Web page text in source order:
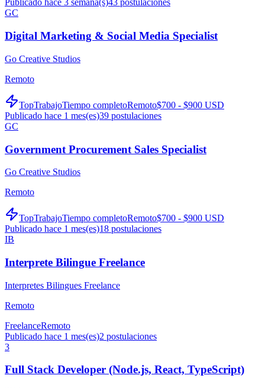
Publicado hace 3 semana(s)43 postulaciones
GC
Digital Marketing & Social Media Specialist
Go Creative Studios
Remoto
TopTrabajoTiempo completoRemoto$700 - $900 USD
Publicado hace 1 mes(es)39 postulaciones
GC
Government Procurement Sales Specialist
Go Creative Studios
Remoto
TopTrabajoTiempo completoRemoto$700 - $900 USD
Publicado hace 1 mes(es)18 postulaciones
IB
Interprete Bilingue Freelance
Interpretes Bilingues Freelance
Remoto
FreelanceRemoto
Publicado hace 1 mes(es)2 postulaciones
3
Full Stack Developer (Node.js, React, TypeScript)